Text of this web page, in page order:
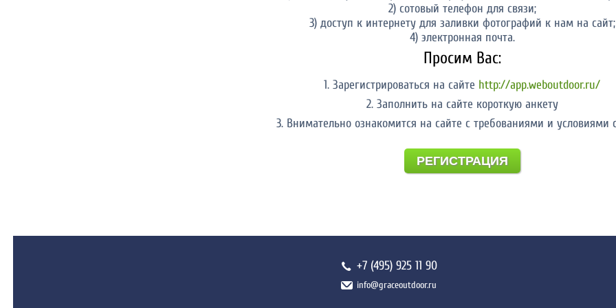
2) сотовый телефон для связи;
3) доступ к интернету для заливки фотографий к нам на сайт;
4) электронная почта.
Просим Вас:
1. Зарегистрироваться на сайте http://app.weboutdoor.ru/
2. Заполнить на сайте короткую анкету
3. Внимательно ознакомится на сайте с требованиями и условиями
РЕГИСТРАЦИЯ
+7 (495) 925 11 90
info@graceoutdoor.ru